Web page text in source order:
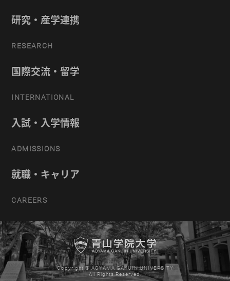
研究・産学連携
RESEARCH
国際交流・留学
INTERNATIONAL
入試・入学情報
ADMISSIONS
就職・キャリア
CAREERS
Copyright © AOYAMA GAKUIN UNIVERSITY
All Rights Reserved.